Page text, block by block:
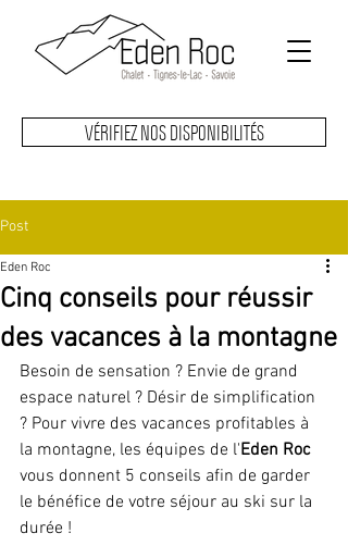
VÉRIFIEZ NOS DISPONIBILITÉS
Post
Cinq conseils pour réussir
des vacances à la montagne
Eden Roc
Besoin de sensation ? Envie de grand
espace naturel ? Désir de simplification
? Pour vivre des vacances profitables à
la montagne, les équipes de l'Eden Roc
vous donnent 5 conseils afin de garder
le bénéfice de votre séjour au ski sur la
durée !